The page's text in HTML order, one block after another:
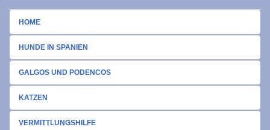
HOME
HUNDE IN SPANIEN
GALGOS UND PODENCOS
KATZEN
VERMITTLUNGSHILFE